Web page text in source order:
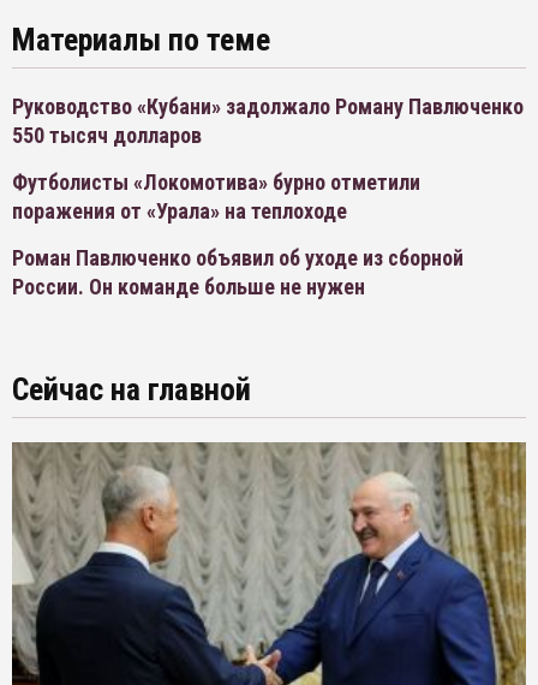
Материалы по теме
Руководство «Кубани» задолжало Роману Павлюченко
550 тысяч долларов
Футболисты «Локомотива» бурно отметили
поражения от «Урала» на теплоходе
Роман Павлюченко объявил об уходе из сборной
России. Он команде больше не нужен
Сейчас на главной